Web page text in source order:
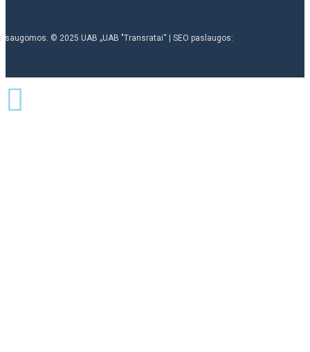
saugomos. © 2025 UAB „UAB "Transratai“ | SEO paslaugos: